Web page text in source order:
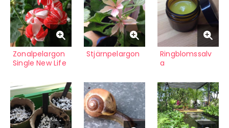
Zonalpelargon
Single New Life
Stjärnpelargon
Ringblomssalv
a